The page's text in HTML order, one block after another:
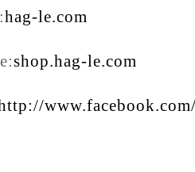
hag-le.com
shop.hag-le.com